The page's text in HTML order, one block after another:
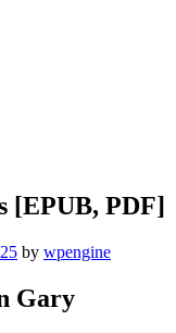
[EPUB, PDF]
by wpengine
Gary